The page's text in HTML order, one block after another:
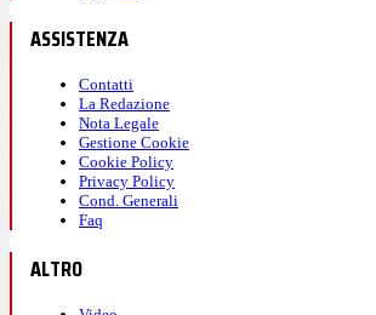
ASSISTENZA
Contatti
La Redazione
Nota Legale
Gestione Cookie
Cookie Policy
Privacy Policy
Cond. Generali
Faq
ALTRO